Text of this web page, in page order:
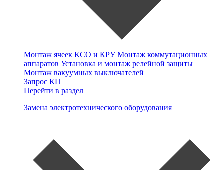
Монтаж ячеек КСО и КРУМонтаж коммутационных
аппаратов Установка и монтаж релейной защиты
Монтаж вакуумных выключателей
Запрос КП
Перейти в раздел
Замена электротехнического оборудования